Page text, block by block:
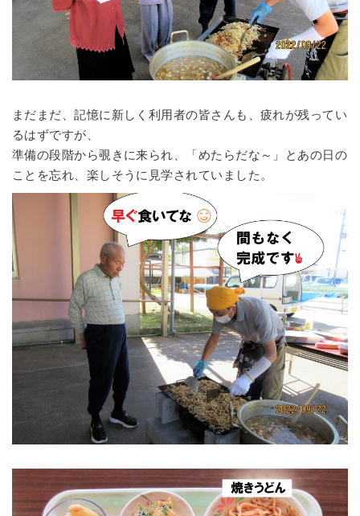
まだまだ、記憶に新しく利用者の皆さんも、疲れが残ってい
るはずですが、
準備の段階から覗きに来られ、「めたらだな～」とあの日の
ことを忘れ、楽しそうに見学されていました。